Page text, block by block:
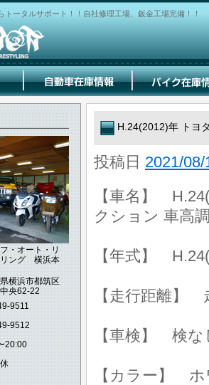
トータルサポート！！自社修理工場、鈑金工場完備！！
・オート・リ
リング 横浜本
横浜市都筑区
央62-22
9511
9512
20:00
H.24(2012)年 トヨ
投稿日 2021/08/
【車名】
クション 車高
【年式】
【走行距離】
【車検】 検な
【カラー】